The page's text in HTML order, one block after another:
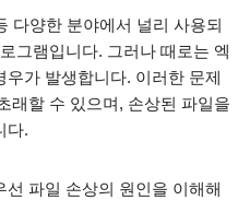
다양한 분야에서 널리 사용되
그램입니다. 그러나 때로는 엑
가 발생합니다. 이러한 문제
래할 수 있으며, 손상된 파일을
다.
파일 손상의 원인을 이해해